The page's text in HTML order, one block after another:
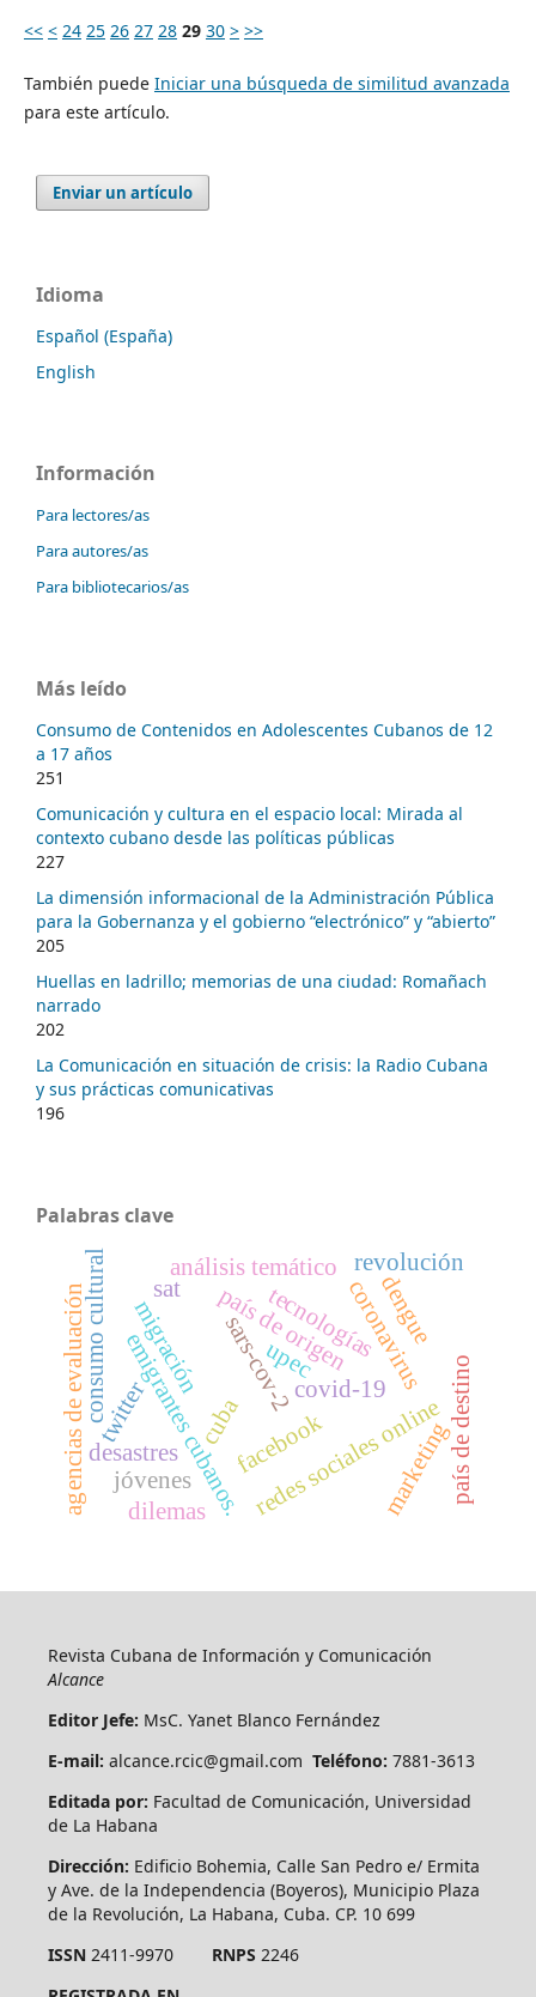
<< < 24 25 26 27 28 29 30 > >>
También puede Iniciar una búsqueda de similitud avanzada
para este artículo.
Enviar un artículo
Idioma
Español (España)
English
Información
Para lectores/as
Para autores/as
Para bibliotecarios/as
Más leído
Consumo de Contenidos en Adolescentes Cubanos de 12
a 17 años
251
Comunicación y cultura en el espacio local: Mirada al
contexto cubano desde las políticas públicas
227
La dimensión informacional de la Administración Pública
para la Gobernanza y el gobierno “electrónico” y “abierto”
205
Huellas en ladrillo; memorias de una ciudad: Romañach
narrado
202
La Comunicación en situación de crisis: la Radio Cubana
y sus prácticas comunicativas
196
Palabras clave
migración
redes sociales online
facebook país de destino
país de origen
emigrantes cubanos. covid-19
sars-cov-2 coronavirus
análisis temático
sat
desastres marketing
upec
revolución
cuba
agencias de evaluación
jóvenes
dilemas
twitter
consumo cultural tecnologíasdengue
Revista Cubana de Información y Comunicación
Alcance
Editor Jefe: MsC. Yanet Blanco Fernández
E-mail: alcance.rcic@gmail.com Teléfono: 7881-3613
Editada por: Facultad de Comunicación, Universidad
de La Habana
Dirección: Edificio Bohemia, Calle San Pedro e/ Ermita
y Ave. de la Independencia (Boyeros), Municipio Plaza
de la Revolución, La Habana, Cuba. CP. 10 699
ISSN2411-9970 RNPS 2246